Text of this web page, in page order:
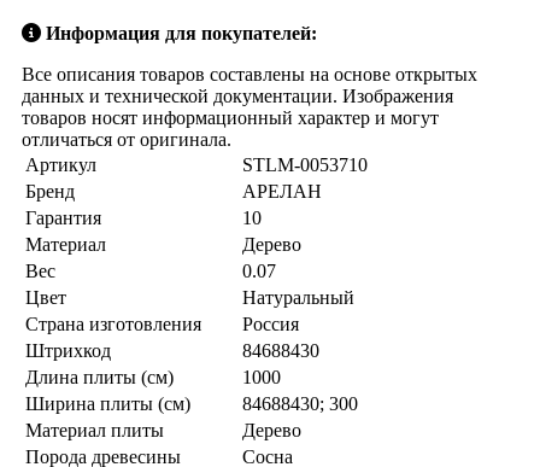
Информация для покупателей:
Все описания товаров составлены на основе открытых
данных и технической документации. Изображения
товаров носят информационный характер и могут
отличаться от оригинала.
Артикул
STLM-0053710
Бренд
АРЕЛАН
Гарантия
10
Материал
Дерево
Вес
0.07
Цвет
Натуральный
Страна изготовления
Россия
Штрихкод
84688430
Длина плиты (см)
1000
Ширина плиты (см)
84688430; 300
Материал плиты
Дерево
Порода древесины
Сосна